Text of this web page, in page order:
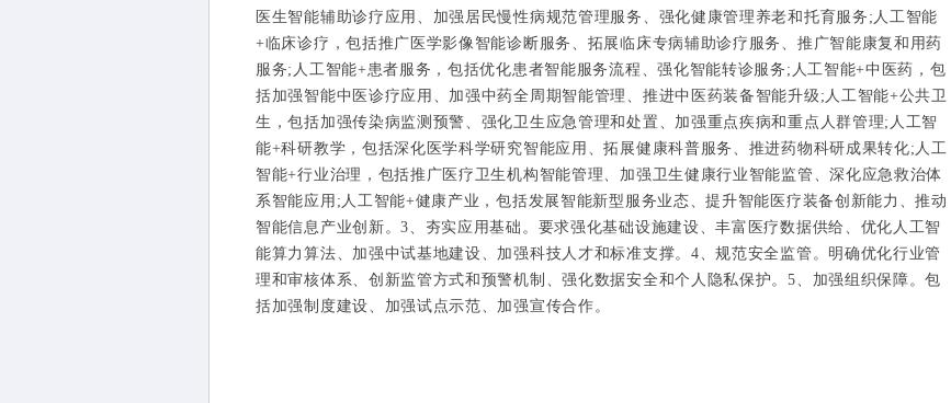
医生智能辅助诊疗应用、加强居民慢性病规范管理服务、强化健康管理养老和托育服务;人工智能
+临床诊疗，包括推广医学影像智能诊断服务、拓展临床专病辅助诊疗服务、推广智能康复和用药
服务;人工智能+患者服务，包括优化患者智能服务流程、强化智能转诊服务;人工智能+中医药，包
括加强智能中医诊疗应用、加强中药全周期智能管理、推进中医药装备智能升级;人工智能+公共卫
生，包括加强传染病监测预警、强化卫生应急管理和处置、加强重点疾病和重点人群管理;人工智
能+科研教学，包括深化医学科学研究智能应用、拓展健康科普服务、推进药物科研成果转化;人工
智能+行业治理，包括推广医疗卫生机构智能管理、加强卫生健康行业智能监管、深化应急救治体
系智能应用;人工智能+健康产业，包括发展智能新型服务业态、提升智能医疗装备创新能力、推动
智能信息产业创新。3、夯实应用基础。要求强化基础设施建设、丰富医疗数据供给、优化人工智
能算力算法、加强中试基地建设、加强科技人才和标准支撑。4、规范安全监管。明确优化行业管
理和审核体系、创新监管方式和预警机制、强化数据安全和个人隐私保护。5、加强组织保障。包
括加强制度建设、加强试点示范、加强宣传合作。